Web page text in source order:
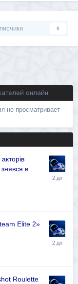
0
онлайн
не просматривает
в
Elite 2»
Roulette